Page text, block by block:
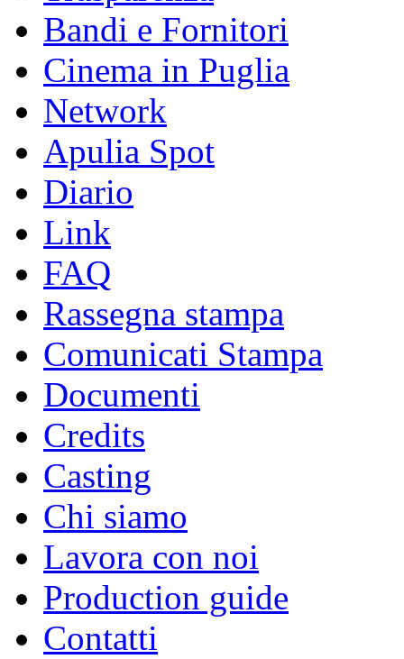
Bandi e Fornitori
Cinema in Puglia
Network
Apulia Spot
Diario
Link
FAQ
Rassegna stampa
Comunicati Stampa
Documenti
Credits
Casting
Chi siamo
Lavora con noi
Production guide
Contatti